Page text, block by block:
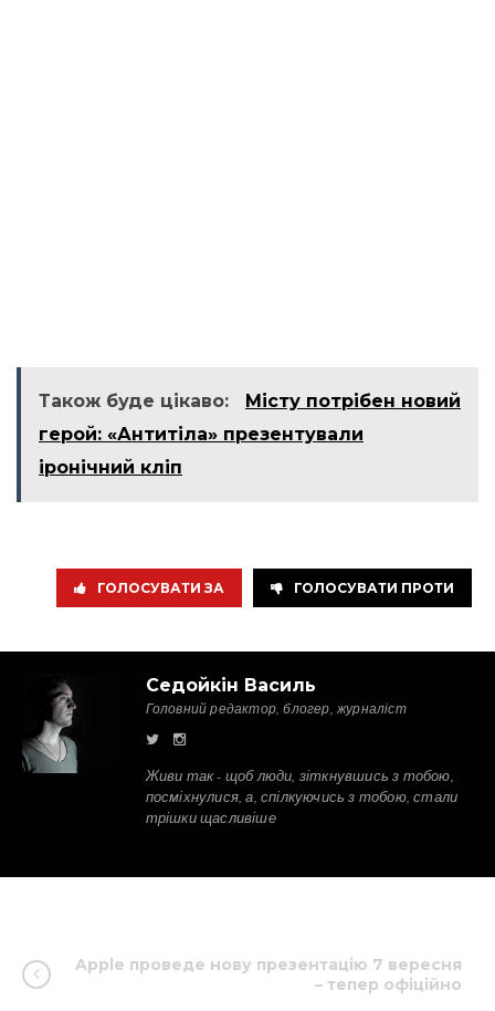
Також буде цікаво:
Місту потрібен новий
герой: «Антитіла» презентували
іронічний кліп
ГОЛОСУВАТИ ЗА ГОЛОСУВАТИ ПРОТИ
Седойкін Василь
Головний редактор, блогер, журналіст
Живи так - щоб люди, зіткнувшись з тобою,
посміхнулися, а, спілкуючись з тобою, стали
трішки щасливіше
Apple проведе нову презентацію 7 вересня
– тепер офіційно